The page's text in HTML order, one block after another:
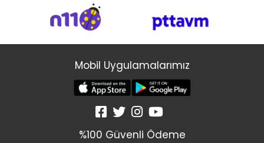
Mobil Uygulamalarımız
%100 Güvenli Ödeme